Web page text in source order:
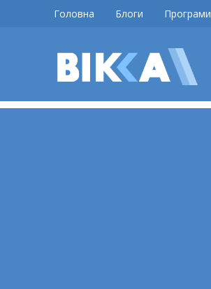
Головна Блоги Програми